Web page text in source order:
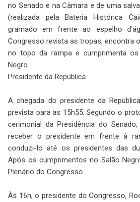
no Senado e na Câmara e de uma
(realizada pela Bateria Histórica
gramado em frente ao espelho
Congresso revista as tropas, encontra
no topo da rampa e cumprimenta
Negro.
Presidente da República
A chegada do presidente da
prevista para as 15h55. Segundo o
cerimonial da Presidência do
receber o presidente em frente à
conduzi-lo até os presidentes das
Após os cumprimentos no Salão
Plenário do Congresso.
Às 16h, o presidente do Congresso,